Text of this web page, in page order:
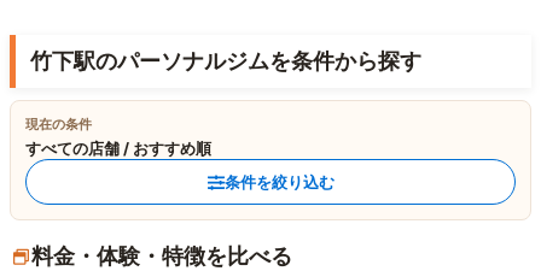
竹下駅のパーソナルジムを条件から探す
現在の条件
すべての店舗 / おすすめ順
条件を絞り込む
料金・体験・特徴を比べる